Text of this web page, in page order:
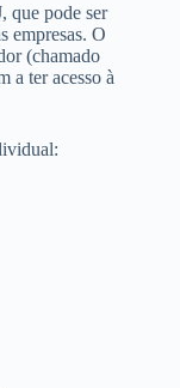
que pode ser
empresas. O
(chamado
a ter acesso à